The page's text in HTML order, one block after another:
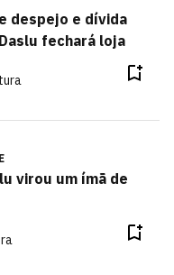
despejo e dívida
fechará loja
virou um ímã de